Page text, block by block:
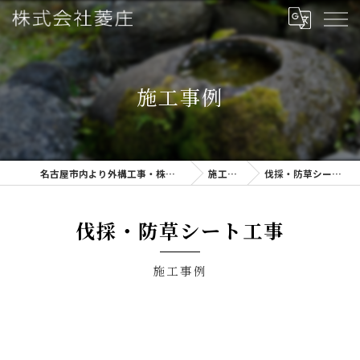
施工事例
名古屋市内より外構工事・株式会社菱庄 施工事例 伐採・防草シート工事
施工事例
伐採・防草シート工事